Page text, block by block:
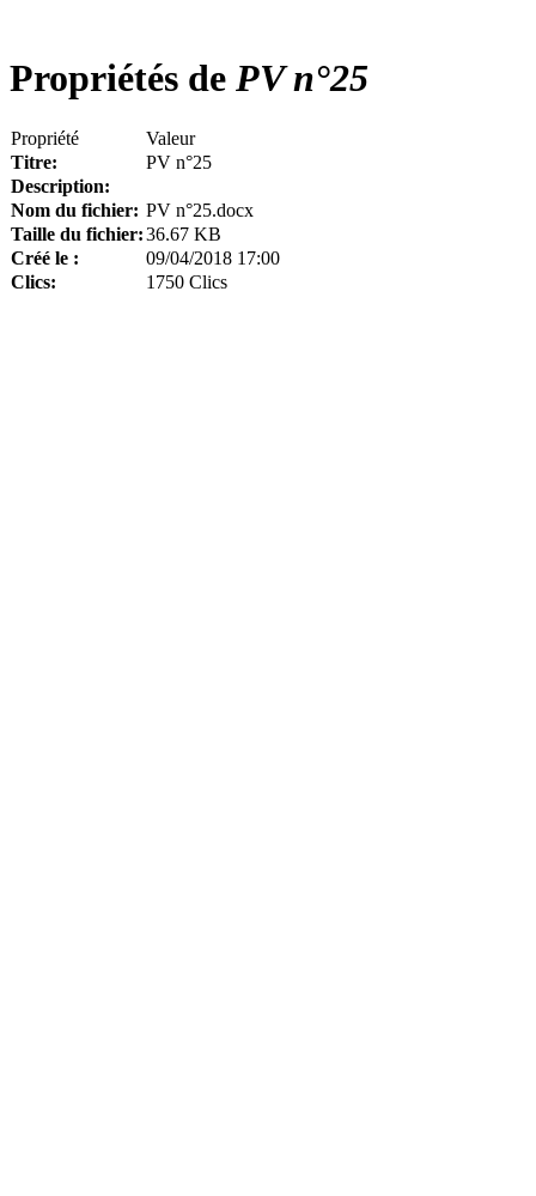
Propriétés de PV n°25
Propriété
Valeur
Titre:
PV n°25
Description:
Nom du fichier: PV n°25.docx
Taille du fichier:36.67 KB
Créé le :
09/04/2018 17:00
Clics:
1750 Clics